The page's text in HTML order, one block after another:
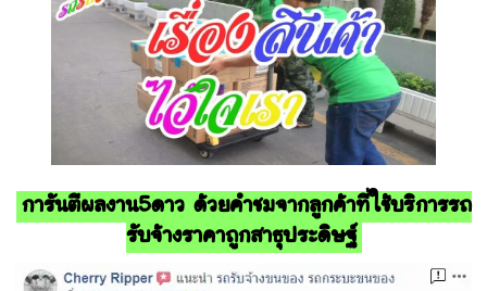
การันตีผลงาน5ดาว ด้วยคำชมจากลูกค้าที่ใช้บริการรถ
รับจ้างราคาถูกสาธุประดิษฐ์